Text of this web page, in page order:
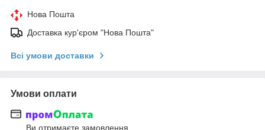
Нова Пошта
Доставка кур'єром "Нова Пошта"
Всі умови доставки
Умови оплати
Ви отримаєте замовлення